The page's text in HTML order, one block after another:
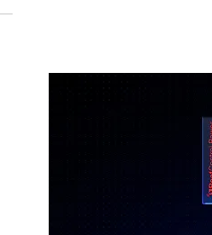
Filtermedien & Zubehör